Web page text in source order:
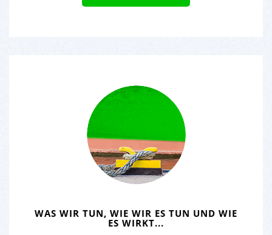
WAS WIR TUN, WIE WIR ES TUN UND WIE
ES WIRKT...